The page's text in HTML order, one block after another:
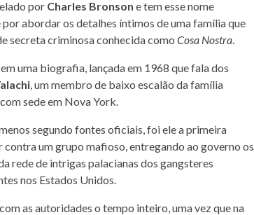
por Charles Bronson e tem esse nome
abordar os detalhes íntimos de uma família que
secreta criminosa conhecida como Cosa Nostra.
uma biografia, lançada em 1968 que fala dos
, um membro de baixo escalão da família
sede em Nova York.
segundo fontes oficiais, foi ele a primeira
contra um grupo mafioso, entregando ao governo os
rede de intrigas palacianas dos gangsteres
nos Estados Unidos.
as autoridades o tempo inteiro, uma vez que na